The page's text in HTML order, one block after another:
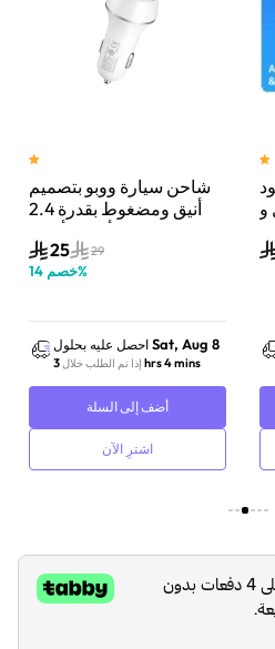
شاحن سيارة ووبو بتصميم
أنيق ومضغوط بقدرة 2.4
أمبير | أبيض | RS-
6933185700202
25 29
خصم 14 %
احصل عليه بحلول Sat, Aug 8
إذا تم الطلب خلال 3 hrs 4 mins
أضف إلى السلة
اشترِ الآن
و